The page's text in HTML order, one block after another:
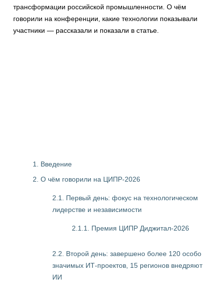
трансформации российской промышленности. О чём
говорили на конференции, какие технологии показывали
участники — рассказали и показали в статье.
1. Введение
2. О чём говорили на ЦИПР-2026
2.1. Первый день: фокус на технологическом
лидерстве и независимости
2.1.1. Премия ЦИПР Диджитал-2026
2.2. Второй день: завершено более 120 особо
значимых ИТ-проектов, 15 регионов внедряют
ИИ